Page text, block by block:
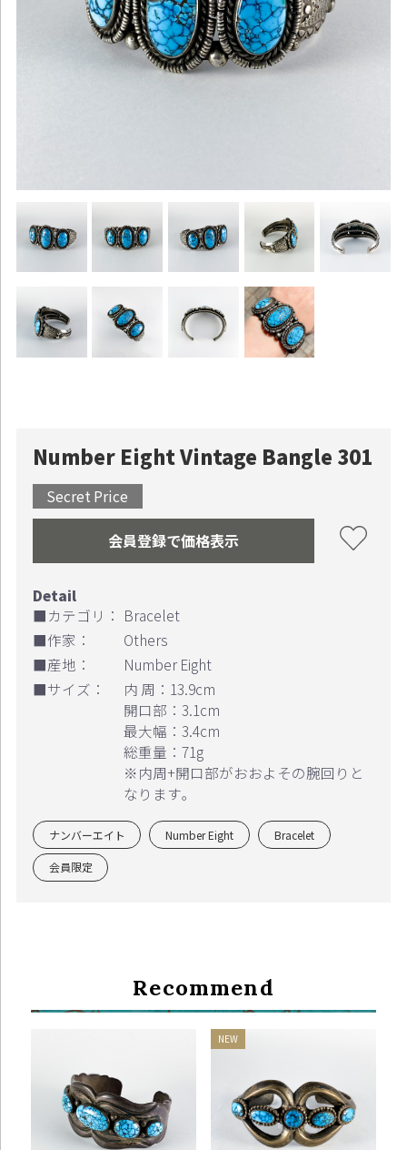
Number Eight Vintage Bangle 301
Secret Price
会員登録で価格表示
■カテゴリ： Bracelet
■作家：
Others
■産地：
Number Eight
■サイズ：
内 周：13.9cm
開口部：3.1cm
最大幅：3.4cm
総重量：71g
※内周+開口部がおおよその腕回りと
なります｡
ナンバーエイト Number Eight Bracelet
会員限定
Recommend